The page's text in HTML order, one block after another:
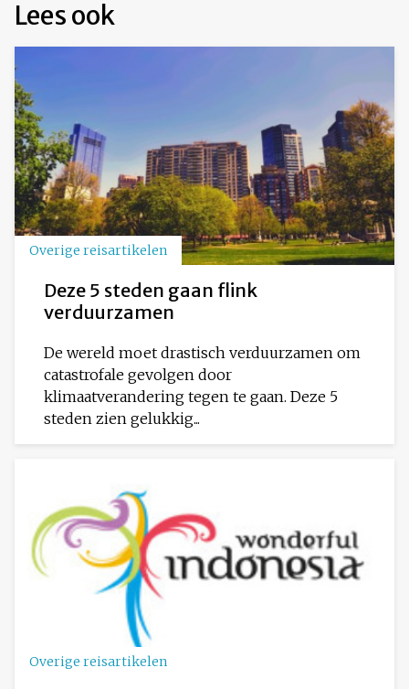
Lees ook
Overige reisartikelen
Deze 5 steden gaan flink
verduurzamen
De wereld moet drastisch verduurzamen om
catastrofale gevolgen door
klimaatverandering tegen te gaan. Deze 5
steden zien gelukkig...
Overige reisartikelen